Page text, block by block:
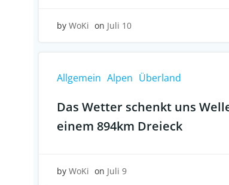
by WoKi on Juli 10
Allgemein Alpen Überland
Das Wetter schenkt uns
einem 894km Dreieck
by WoKi on Juli 9